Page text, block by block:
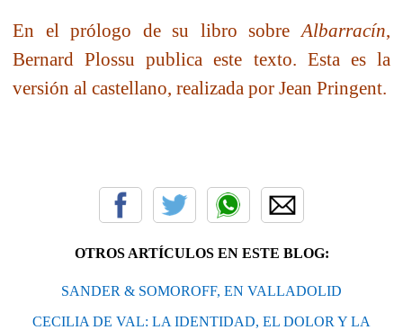
En el prólogo de su libro sobre Albarracín,
Bernard Plossu publica este texto. Esta es la
versión al castellano, realizada por Jean Pringent.
OTROS ARTÍCULOS EN ESTE BLOG:
SANDER & SOMOROFF, EN VALLADOLID
CECILIA DE VAL: LA IDENTIDAD, EL DOLOR Y LA